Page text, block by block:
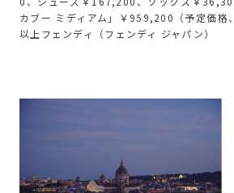
カブー ミディアム」￥959,200（予定価格
以上フェンディ（フェンディ ジャパン）